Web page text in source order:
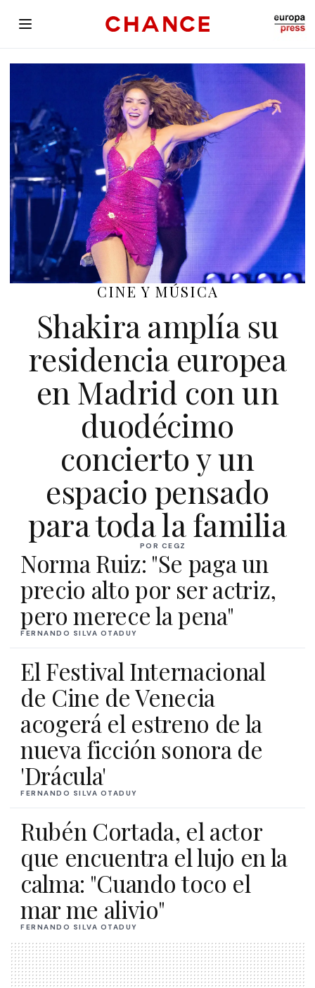
EN PANTALLA
CINE Y MÚSICA
Shakira amplía su
residencia europea
en Madrid con un
duodécimo
concierto y un
espacio pensado
para toda la familia
POR CEGZ
Norma Ruiz: "Se paga un
precio alto por ser actriz,
pero merece la pena"
FERNANDO SILVA OTADUY
El Festival Internacional
de Cine de Venecia
acogerá el estreno de la
nueva ficción sonora de
'Drácula'
FERNANDO SILVA OTADUY
Rubén Cortada, el actor
que encuentra el lujo en la
calma: "Cuando toco el
mar me alivio"
FERNANDO SILVA OTADUY